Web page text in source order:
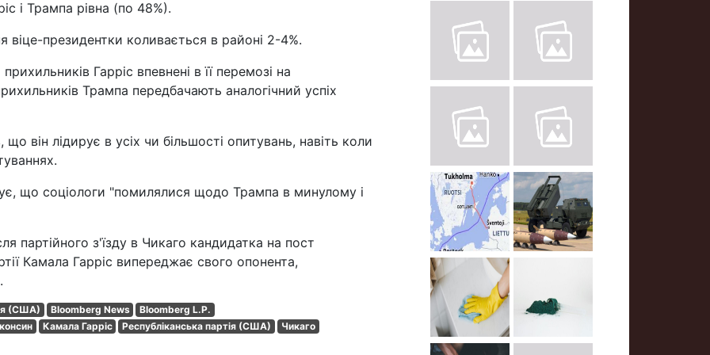
і Трампа рівна (по 48%).
президентки коливається в районі 2-4%.
Гарріс впевнені в її перемозі на
Трампа передбачають аналогічний успіх
він лідирує в усіх чи більшості опитувань, навіть коли
що соціологи "помилялися щодо Трампа в минулому і
партійного з'їзду в Чикаго кандидатка на пост
Камала Гарріс випереджає свого опонента,
(США) Bloomberg News
Bloomberg L.P.
Камала Гарріс Республіканська партія (США) Чикаго